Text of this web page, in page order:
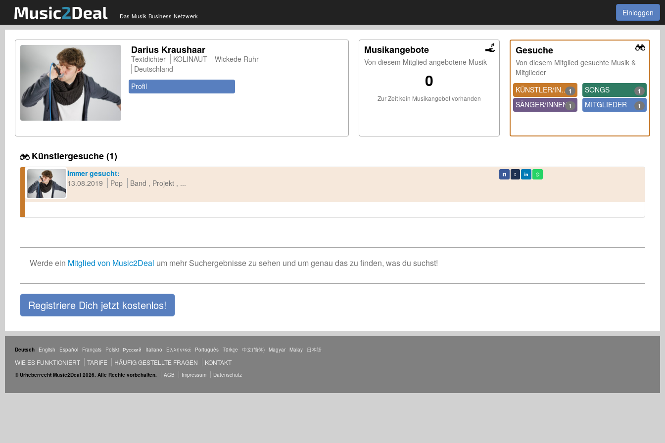
Das Musik Business Netzwerk Einloggen
Darius Kraushaar
Textdichter KOLINAUT
Wickede Ruhr
Deutschland
Profil
Musikangebote
Von diesem Mitglied angebotene Musik
0
Zur Zeit kein Musikangebot vorhanden
Gesuche
Von diesem Mitglied gesuchte Musik &
Mitglieder
KÜNSTLER/INNEN1 SONGS 1
SÄNGER/INNEN1 MITGLIEDER 1
Künstlergesuche (1)
Immer gesucht:
13.08.2019
Pop Band Projekt ...
Werde ein Mitglied von Music2Deal um mehr Suchergebnisse zu sehen und um genau das zu finden, was du suchst!
Registriere Dich jetzt kostenlos!
Deutsch English Español Français Polski Русский Italiano Ελληνικά Português Türkçe 中文(简体) Magyar Malay 日本語
WIE ES FUNKTIONIERT TARIFE HÄUFIG GESTELLTE FRAGEN KONTAKT
© Urheberrecht Music2Deal 2026. Alle Rechte vorbehalten. AGB Impressum Datenschutz